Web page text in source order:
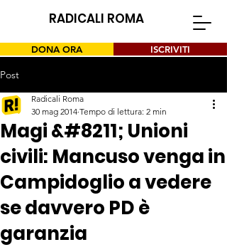
RADICALI ROMA
DONA ORA ISCRIVITI
Post
Magi &#8211; Unioni
civili: Mancuso venga in
Campidoglio a vedere
se davvero PD è
garanzia
Radicali Roma
30 mag 2014 Tempo di lettura: 2 min